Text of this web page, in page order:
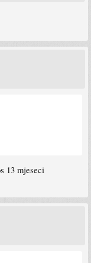
13 mjeseci